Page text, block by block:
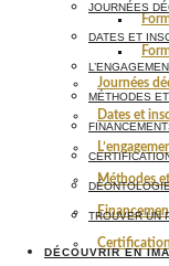
Journées
Dates et
Méthodes
JOURNÉES
DATES ET
MÉTHODES
TROUVER UN
DÉCOUVRIR EN